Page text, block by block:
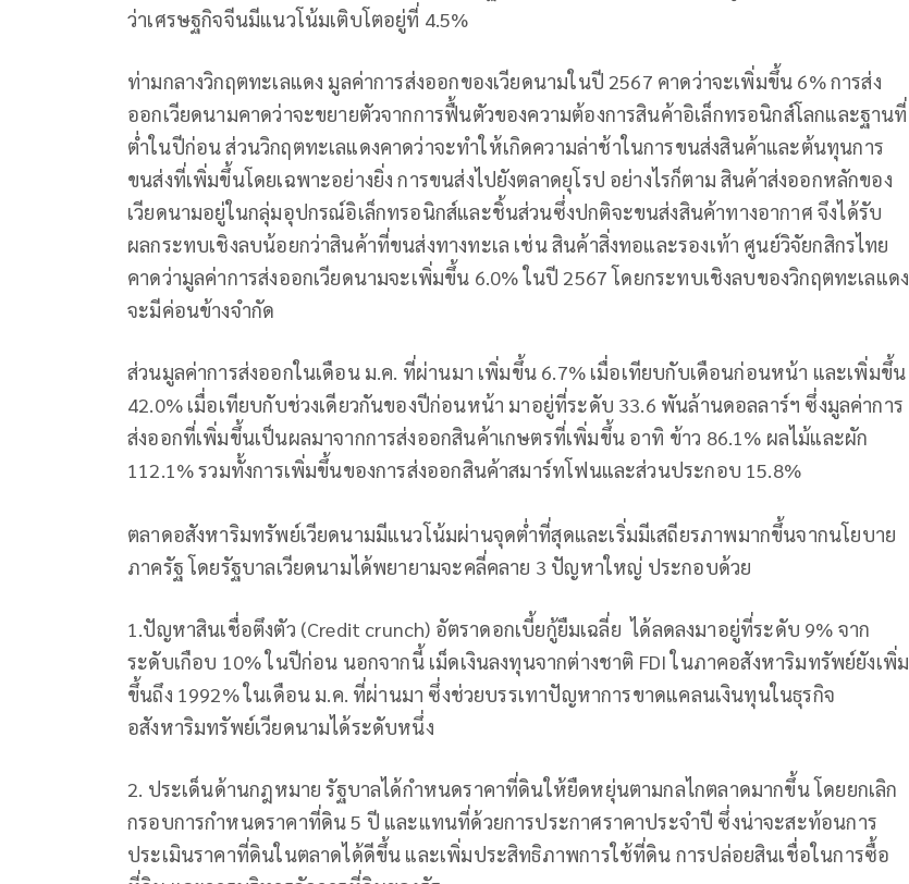
ว่าเศรษฐกิจจีนมีแนวโน้มเติบโตอยู่ที่ 4.5%
ท่ามกลางวิกฤตทะเลแดง มูลค่าการส่งออกของเวียดนามในปี 2567 คาดว่าจะเพิ่มขึ้น 6% การส่ง
ออกเวียดนามคาดว่าจะขยายตัวจากการฟื้นตัวของความต้องการสินค้าอิเล็กทรอนิกส์โลกและฐานที่
ต่ำในปีก่อน ส่วนวิกฤตทะเลแดงคาดว่าจะทำให้เกิดความล่าช้าในการขนส่งสินค้าและต้นทุนการ
ขนส่งที่เพิ่มขึ้นโดยเฉพาะอย่างยิ่ง การขนส่งไปยังตลาดยุโรป อย่างไรก็ตาม สินค้าส่งออกหลักของ
เวียดนามอยู่ในกลุ่มอุปกรณ์อิเล็กทรอนิกส์และชิ้นส่วนซึ่งปกติจะขนส่งสินค้าทางอากาศ จึงได้รับ
ผลกระทบเชิงลบน้อยกว่าสินค้าที่ขนส่งทางทะเล เช่น สินค้าสิ่งทอและรองเท้า ศูนย์วิจัยกสิกรไทย
คาดว่ามูลค่าการส่งออกเวียดนามจะเพิ่มขึ้น 6.0% ในปี 2567 โดยกระทบเชิงลบของวิกฤตทะเลแดง
จะมีค่อนข้างจำกัด
ส่วนมูลค่าการส่งออกในเดือน ม.ค. ที่ผ่านมา เพิ่มขึ้น 6.7% เมื่อเทียบกับเดือนก่อนหน้า และเพิ่มขึ้น
42.0% เมื่อเทียบกับช่วงเดียวกันของปีก่อนหน้า มาอยู่ที่ระดับ 33.6 พันล้านดอลลาร์ฯ ซึ่งมูลค่าการ
ส่งออกที่เพิ่มขึ้นเป็นผลมาจากการส่งออกสินค้าเกษตรที่เพิ่มขึ้น อาทิ ข้าว 86.1% ผลไม้และผัก
112.1% รวมทั้งการเพิ่มขึ้นของการส่งออกสินค้าสมาร์ทโฟนและส่วนประกอบ 15.8%
ตลาดอสังหาริมทรัพย์เวียดนามมีแนวโน้มผ่านจุดต่ำที่สุดและเริ่มมีเสถียรภาพมากขึ้นจากนโยบาย
ภาครัฐ โดยรัฐบาลเวียดนามได้พยายามจะคลี่คลาย 3 ปัญหาใหญ่ ประกอบด้วย
1.ปัญหาสินเชื่อตึงตัว (Credit crunch) อัตราดอกเบี้ยกู้ยืมเฉลี่ย ได้ลดลงมาอยู่ที่ระดับ 9% จาก
ระดับเกือบ 10% ในปีก่อน นอกจากนี้ เม็ดเงินลงทุนจากต่างชาติ FDI ในภาคอสังหาริมทรัพย์ยังเพิ่ม
ขึ้นถึง 1992% ในเดือน ม.ค. ที่ผ่านมา ซึ่งช่วยบรรเทาปัญหาการขาดแคลนเงินทุนในธุรกิจ
อสังหาริมทรัพย์เวียดนามได้ระดับหนึ่ง
2. ประเด็นด้านกฎหมาย รัฐบาลได้กำหนดราคาที่ดินให้ยืดหยุ่นตามกลไกตลาดมากขึ้น โดยยกเลิก
กรอบการกำหนดราคาที่ดิน 5 ปี และแทนที่ด้วยการประกาศราคาประจำปี ซึ่งน่าจะสะท้อนการ
ประเมินราคาที่ดินในตลาดได้ดีขึ้น และเพิ่มประสิทธิภาพการใช้ที่ดิน การปล่อยสินเชื่อในการซื้อ